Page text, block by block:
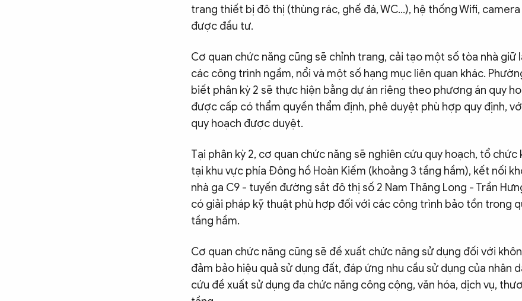
trang thiết bị đô thị (thùng rác, ghế đá, WC…), hệ thống Wifi, camera
được đầu tư.
Cơ quan chức năng cũng sẽ chỉnh trang, cải tạo một số tòa nhà giữ
các công trình ngầm, nổi và một số hạng mục liên quan khác.
biết phân kỳ 2 sẽ thực hiện bằng dự án riêng theo phương án quy
được cấp có thẩm quyền thẩm định, phê duyệt phù hợp quy định,
quy hoạch được duyệt.
Tại phân kỳ 2, cơ quan chức năng sẽ nghiên cứu quy hoạch, tổ chức
tại khu vực phía Đông hồ Hoàn Kiếm (khoảng 3 tầng hầm), kết nối
nhà ga C9 - tuyến đường sắt đô thị số 2 Nam Thăng Long - Trần
có giải pháp kỹ thuật phù hợp đối với các công trình bảo tồn trong
tầng hầm.
Cơ quan chức năng cũng sẽ đề xuất chức năng sử dụng đối với
đảm bảo hiệu quả sử dụng đất, đáp ứng nhu cầu sử dụng của nhân
cứu đề xuất sử dụng đa chức năng công cộng, văn hóa, dịch vụ,